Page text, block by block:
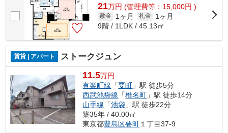
21万円 (管理費等：15,000円 )
敷金 1ヶ月 礼金
1ヶ月
9階 / 1LDK / 45.13㎡
賃貸 | アパート ストークジュン
11.5万円
有楽町線 「要町 」駅 徒歩5分
西武池袋線 「椎名町 」駅 徒歩14分
山手線 「池袋 」駅 徒歩22分
築35年 / 40.00㎡
東京都豊島区要町 １丁目37-9